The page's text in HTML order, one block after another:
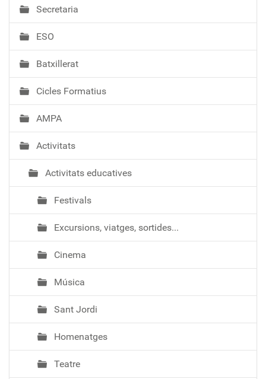
g
a
c
ó
Secretaria
ESO
Batxillerat
Cicles Formatius
AMPA
Activitats
Activitats educatives
Festivals
Excursions, viatges, sortides...
Cinema
Música
Sant Jordi
Homenatges
Teatre